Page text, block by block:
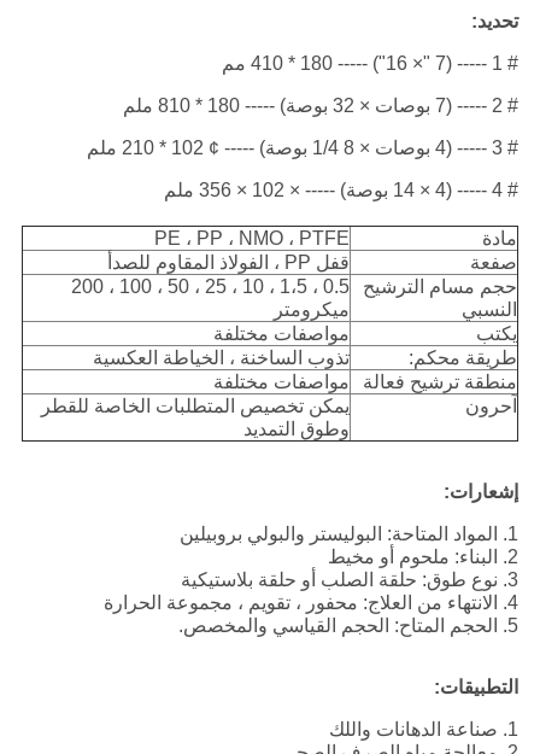
تحديد:
# 1 ----- (7 "× 16") ----- 180 * 410 مم
# 2 ----- (7 بوصات × 32 بوصة) ----- 180 * 810 ملم
# 3 ----- (4 بوصات × 8 1/4 بوصة) ----- ¢ 102 * 210 ملم
# 4 ----- (4 × 14 بوصة) ----- × 102 × 356 ملم
مادة
PE ، PP ، NMO ، PTFE
صفعة
قفل PP ، الفولاذ المقاوم للصدأ
حجم مسام الترشيح
النسبي
0.5 ، 1،5 ، 10 ، 25 ، 50 ، 100 ، 200
ميكرومتر
يكتب
مواصفات مختلفة
طريقة محكم:
تذوب الساخنة ، الخياطة العكسية
منطقة ترشيح فعالة
مواصفات مختلفة
آحرون
يمكن تخصيص المتطلبات الخاصة للقطر
وطوق التمديد
إشعارات:
1. المواد المتاحة: البوليستر والبولي بروبيلين
2. البناء: ملحوم أو مخيط
3. نوع طوق: حلقة الصلب أو حلقة بلاستيكية
4. الانتهاء من العلاج: محفور ، تقويم ، مجموعة الحرارة
5. الحجم المتاح: الحجم القياسي والمخصص.
التطبيقات:
1. صناعة الدهانات واللك